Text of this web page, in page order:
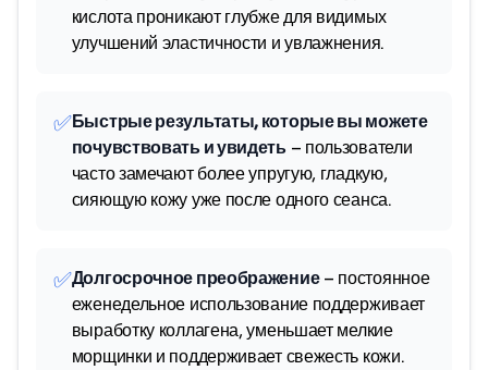
кислота проникают глубже для видимых
улучшений эластичности и увлажнения.
✅Быстрые результаты, которые вы можете
почувствовать и увидеть– пользователи
часто замечают более упругую, гладкую,
сияющую кожу уже после одного сеанса.
✅Долгосрочное преображение– постоянное
еженедельное использование поддерживает
выработку коллагена, уменьшает мелкие
морщинки и поддерживает свежесть кожи.